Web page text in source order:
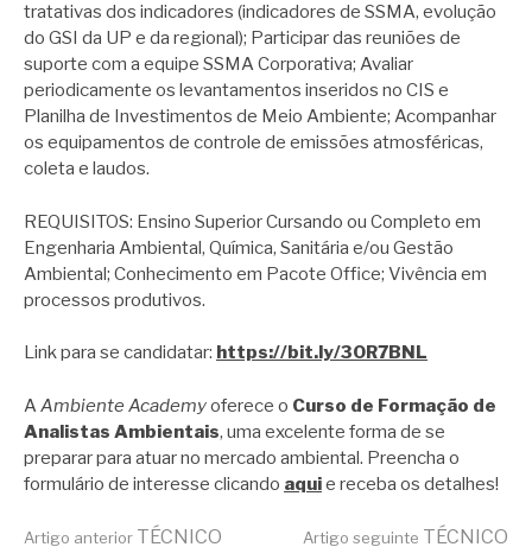
tratativas dos indicadores (indicadores de SSMA, evolução
do GSI da UP e da regional); Participar das reuniões de
suporte com a equipe SSMA Corporativa; Avaliar
periodicamente os levantamentos inseridos no CIS e
Planilha de Investimentos de Meio Ambiente; Acompanhar
os equipamentos de controle de emissões atmosféricas,
coleta e laudos.
REQUISITOS: Ensino Superior Cursando ou Completo em
Engenharia Ambiental, Química, Sanitária e/ou Gestão
Ambiental; Conhecimento em Pacote Office; Vivência em
processos produtivos.
Link para se candidatar: https://bit.ly/3OR7BNL
AAmbiente Academyoferece o Curso de Formação de
Analistas Ambientais, uma excelente forma de se
preparar para atuar no mercado ambiental. Preencha o
formulário de interesse clicando aquie receba os detalhes!
Artigo anterior TÉCNICO
Artigo seguinte TÉCNICO